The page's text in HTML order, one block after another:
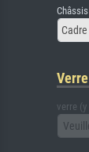
Châssis
verre